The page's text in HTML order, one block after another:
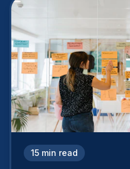
15 min read